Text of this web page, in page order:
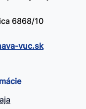
6868/10
vuc.sk